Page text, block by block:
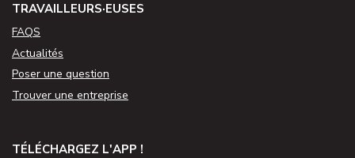
TRAVAILLEURS·EUSES
FAQS
Actualités
Poser une question
Trouver une entreprise
TÉLÉCHARGEZ L'APP !